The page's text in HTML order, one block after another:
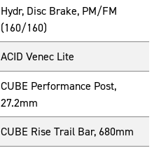
Hydr, Disc Brake, PM/FM
(160/160)
ACID Venec Lite
CUBE Performance Post,
27.2mm
CUBE Rise Trail Bar, 680mm